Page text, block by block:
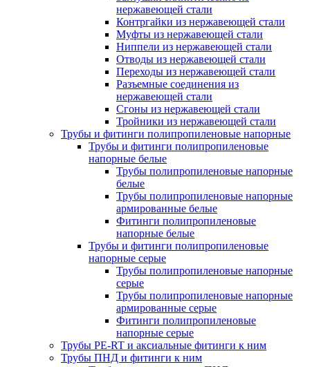
нержавеющей стали
Контргайки из нержавеющей стали
Муфты из нержавеющей стали
Ниппели из нержавеющей стали
Отводы из нержавеющей стали
Переходы из нержавеющей стали
Разъемные соединения из
нержавеющей стали
Сгоны из нержавеющей стали
Тройники из нержавеющей стали
Трубы и фитинги полипропиленовые напорные
Трубы и фитинги полипропиленовые
напорные белые
Трубы полипропиленовые напорные
белые
Трубы полипропиленовые напорные
армированные белые
Фитинги полипропиленовые
напорные белые
Трубы и фитинги полипропиленовые
напорные серые
Трубы полипропиленовые напорные
серые
Трубы полипропиленовые напорные
армированные серые
Фитинги полипропиленовые
напорные серые
Трубы PE-RT и аксиальные фитинги к ним
Трубы ПНД и фитинги к ним